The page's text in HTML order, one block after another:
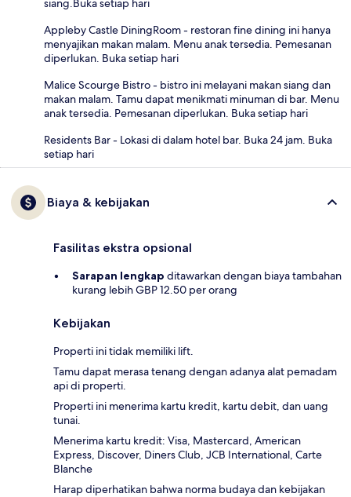
siang.Buka setiap hari
Appleby Castle DiningRoom - restoran fine dining ini hanya
menyajikan makan malam. Menu anak tersedia. Pemesanan
diperlukan. Buka setiap hari
Malice Scourge Bistro - bistro ini melayani makan siang dan
makan malam. Tamu dapat menikmati minuman di bar. Menu
anak tersedia. Pemesanan diperlukan. Buka setiap hari
Residents Bar - Lokasi di dalam hotel bar. Buka 24 jam. Buka
setiap hari
Biaya & kebijakan
Fasilitas ekstra opsional
Sarapan lengkap ditawarkan dengan biaya tambahan
kurang lebih GBP 12.50 per orang
Kebijakan
Properti ini tidak memiliki lift.
Tamu dapat merasa tenang dengan adanya alat pemadam
api di properti.
Properti ini menerima kartu kredit, kartu debit, dan uang
tunai.
Menerima kartu kredit: Visa, Mastercard, American
Express, Discover, Diners Club, JCB International, Carte
Blanche
Harap diperhatikan bahwa norma budaya dan kebijakan